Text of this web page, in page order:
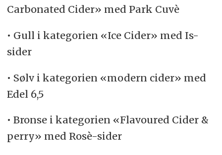
Carbonated Cider» med Park Cuvè
• Gull i kategorien «Ice Cider» med Is-
sider
• Sølv i kategorien «modern cider» med
Edel 6,5
• Bronse i kategorien «Flavoured Cider &
perry» med Rosè-sider